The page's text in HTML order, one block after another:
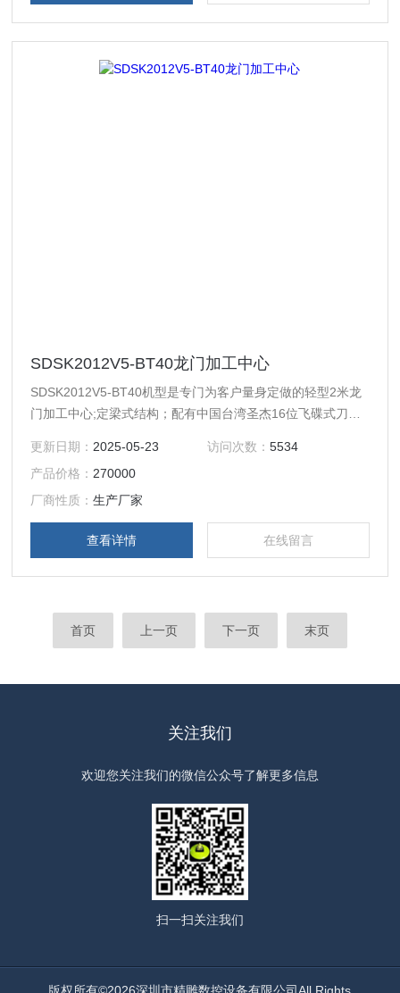
SDSK2012V5-BT40龙门加工中心
SDSK2012V5-BT40机型是专门为客户量身定做的轻型2米龙
门加工中心;定梁式结构；配有中国台湾圣杰16位飞碟式刀
右移动，Z轴上下移动。
更新日期： 2025-05-23 访问次数： 5534
产品价格： 270000
厂商性质：生产厂家
查看详情 在线留言
首页 上一页 下一页 末页
关注我们
欢迎您关注我们的微信公众号了解更多信息
扫一扫关注我们